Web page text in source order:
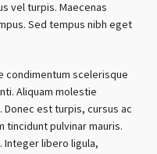
vel turpis. Maecenas
Sed tempus nibh eget
condimentum scelerisque
Aliquam molestie
est turpis, cursus ac
tincidunt pulvinar mauris.
Integer libero ligula,